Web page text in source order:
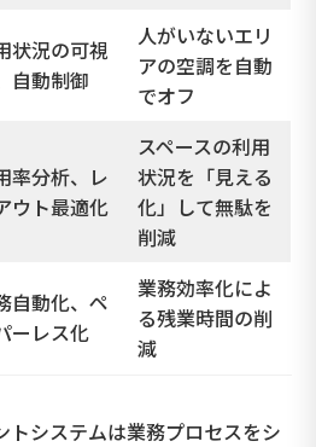
状況の可視
自動制御
人がいないエリ
アの空調を自動
でオフ
率分析、レ
ウト最適化
スペースの利用
状況を「見える
化」して無駄を
削減
自動化、ペ
ーレス化
業務効率化によ
る残業時間の削
減
トシステムは業務プロセスをシ